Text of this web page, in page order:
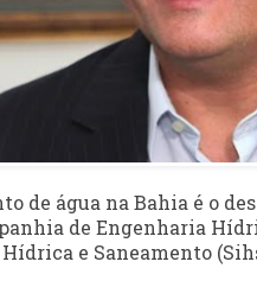
de água na Bahia é o
de Engenharia
e Saneamento